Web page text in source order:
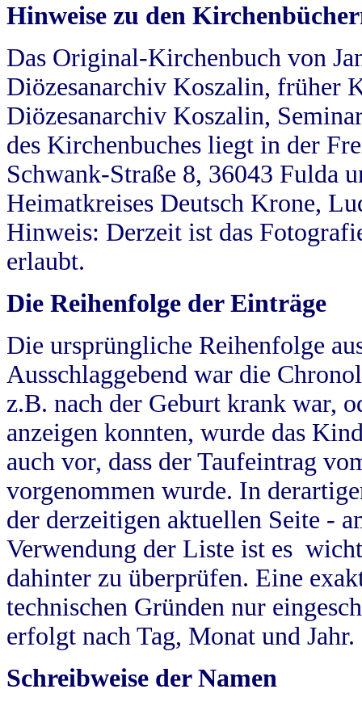
Hinweise zu den
Das Original-Kirchenbuch von
Diözesanarchiv Koszalin, früher
Diözesanarchiv Koszalin,
des Kirchenbuches liegt in der
Schwank-Straße 8, 36043 Fulda
Heimatkreises Deutsch Krone,
Hinweis: Derzeit ist das
erlaubt.
Die Reihenfolge der Einträge
Die ursprüngliche Reihenfolge
Ausschlaggebend war die
z.B. nach der Geburt krank war,
anzeigen konnten, wurde das
auch vor, dass der Taufeintrag
vorgenommen wurde. In
der derzeitigen aktuellen Seite -
Verwendung der Liste ist es
dahinter zu überprüfen. Eine
technischen Gründen nur
erfolgt nach Tag, Monat und Jahr.
Schreibweise der Namen